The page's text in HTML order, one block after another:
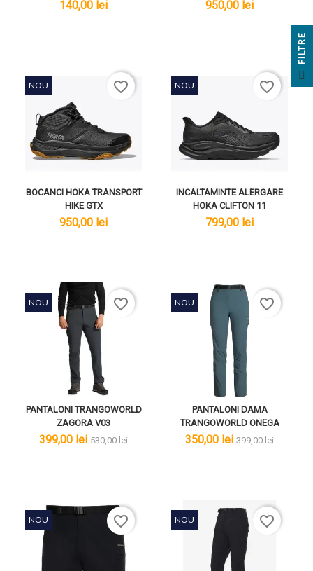
lei
140,00 lei lei
950,00 lei
BOCANCI HOKA TRANSPORT
HIKE GTX
lei
950,00 lei
NOU favorite_border
INCALTAMINTE ALERGARE
HOKA CLIFTON 11
lei
799,00 lei
NOU favorite_border
PANTALONI TRANGOWORLD
ZAGORA V03
lei
399,00 lei lei
530,00 lei
NOU favorite_border
PANTALONI DAMA
TRANGOWORLD ONEGA
lei
350,00 lei lei
399,00 lei
NOU favorite_border
NOU favorite_border NOU favorite_border
E